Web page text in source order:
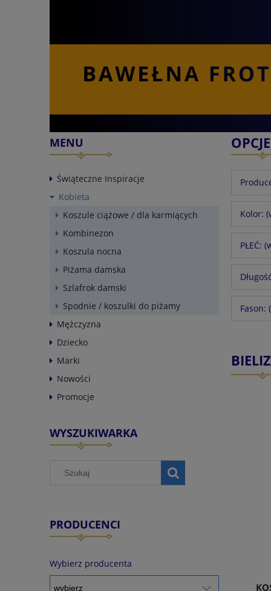
MENU
Świąteczne Inspiracje
Kobieta
Koszule ciążowe / dla karmiących
Kombinezon
Koszula nocna
Piżama damska
Szlafrok damski
Spodnie / koszulki do piżamy
Mężczyzna
Dziecko
Marki
Nowości
Promocje
WYSZUKIWARKA
PRODUCENCI
Wybierz producenta
Kolor:
PŁEĆ:
Fason: